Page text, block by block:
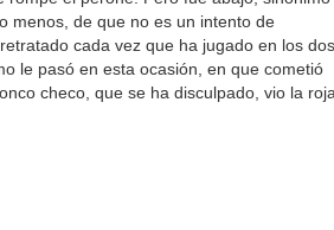
menos, de que no es un intento de
cada vez que ha jugado en los dos
le pasó en esta ocasión, en que cometió
checo, que se ha disculpado, vio la roja,